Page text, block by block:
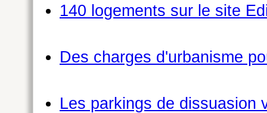
140 logements sur le site
Des charges d'urbanisme
Les parkings de dissuasion